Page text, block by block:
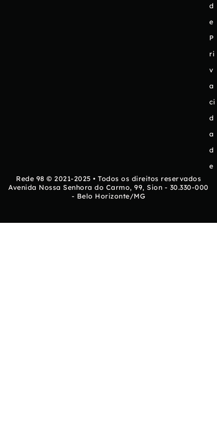
d
e
P
ri
v
a
ci
d
a
d
e
Rede 98 © 2021-2025 • Todos os direitos reservados
Avenida Nossa Senhora do Carmo, 99, Sion - 30.330-000
- Belo Horizonte/MG